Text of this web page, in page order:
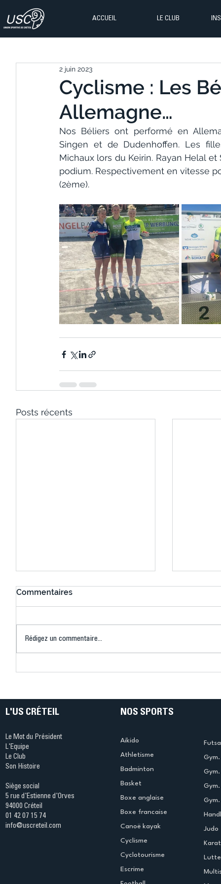
ACCUEIL LE CLUB
Cyclisme : Les
Allemagne…
2 juin 2023
Nos Béliers ont performé en
Singen et de Dudenhoffen. Les
Michaux lors du Keirin. Rayan Helal
podium. Respectivement en vitesse
(2ème).
Posts récents
Ping ? Quand le tennis de
termine
Commentaires
Rédigez un commentaire...
L'US CRÉTEIL
Le Mot du Président
L'Equipe
Le Club
Son Histoire
Siège social
5 rue d'Estienne d'Orves
94000 Créteil
01 42 07 15 74
info@uscreteil.com
NOS SPORTS
Aikido
Athletisme
Badminton
Basket
Boxe anglaise
Boxe francaise
Canoë kayak
Cyclisme
Cyclotourisme
Escrime
Judo
Lutte